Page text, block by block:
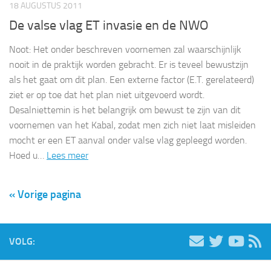
18 AUGUSTUS 2011
De valse vlag ET invasie en de NWO
Noot: Het onder beschreven voornemen zal waarschijnlijk
nooit in de praktijk worden gebracht. Er is teveel bewustzijn
als het gaat om dit plan. Een externe factor (E.T. gerelateerd)
ziet er op toe dat het plan niet uitgevoerd wordt.
Desalniettemin is het belangrijk om bewust te zijn van dit
voornemen van het Kabal, zodat men zich niet laat misleiden
mocht er een ET aanval onder valse vlag gepleegd worden.
Hoed u… Lees meer
« Vorige pagina
VOLG: